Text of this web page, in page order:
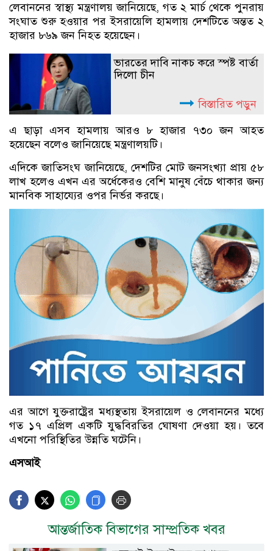
লেবাননের স্বাস্থ্য মন্ত্রণালয় জানিয়েছে, গত ২ মার্চ থেকে পুনরায়
সংঘাত শুরু হওয়ার পর ইসরায়েলি হামলায় দেশটিতে অন্তত ২
হাজার ৮৬৯ জন নিহত হয়েছেন।
ভারতের দাবি নাকচ করে স্পষ্ট বার্তা
দিলো চীন
বিস্তারিত পড়ুন
এ ছাড়া এসব হামলায় আরও ৮ হাজার ৭৩০ জন আহত
হয়েছেন বলেও জানিয়েছে মন্ত্রণালয়টি।
এদিকে জাতিসংঘ জানিয়েছে, দেশটির মোট জনসংখ্যা প্রায় ৫৮
লাখ হলেও এখন এর অর্ধেকেরও বেশি মানুষ বেঁচে থাকার জন্য
মানবিক সাহায্যের ওপর নির্ভর করছে।
এর আগে যুক্তরাষ্ট্রের মধ্যস্থতায় ইসরায়েল ও লেবাননের মধ্যে
গত ১৭ এপ্রিল একটি যুদ্ধবিরতির ঘোষণা দেওয়া হয়। তবে
এখনো পরিস্থিতির উন্নতি ঘটেনি।
এসআই
আন্তর্জাতিক বিভাগের সাম্প্রতিক খবর